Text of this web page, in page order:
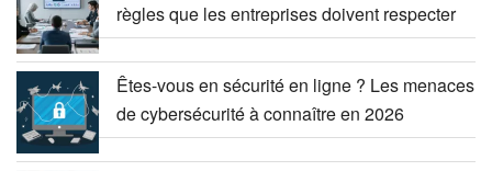
règles que les entreprises doivent respecter
Êtes-vous en sécurité en ligne ? Les menaces
de cybersécurité à connaître en 2026